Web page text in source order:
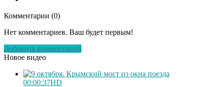
Комментарии (0)
Нет комментариев. Ваш будет первым!
Добавить комментарий
Новое видео
00:00:37HD